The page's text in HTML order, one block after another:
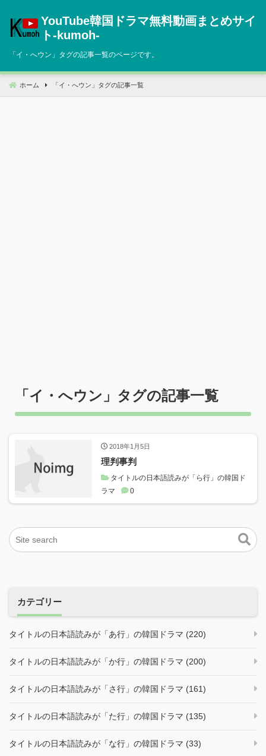
へ
動
YouTube韓国ドラマ無料動画まとめサイ
ト‐kumoh‐
「イ・へウン 」タグの記事一覧のページです。
ホーム 「 イ・へウン 」タグの記事一覧
「イ・へウン 」タグの記事一覧
2018年1月5日
理判事判
タイトルの日本語読みが「ら行」の韓国ド
ラマ
0
カテゴリー
タイトルの日本語読みが「あ行」の韓国ドラマ (220)
タイトルの日本語読みが「か行」の韓国ドラマ (200)
タイトルの日本語読みが「さ行」の韓国ドラマ (161)
タイトルの日本語読みが「た行」の韓国ドラマ (135)
タイトルの日本語読みが「な行」の韓国ドラマ (33)